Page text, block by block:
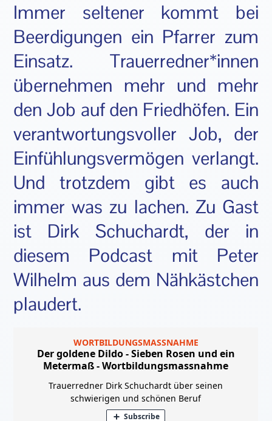
Immer seltener kommt bei
Beerdigungen ein Pfarrer zum
Einsatz. Trauerredner*innen
übernehmen mehr und mehr
den Job auf den Friedhöfen. Ein
verantwortungsvoller Job, der
Einfühlungsvermögen verlangt.
Und trotzdem gibt es auch
immer was zu lachen. Zu Gast
ist Dirk Schuchardt, der in
diesem Podcast mit Peter
Wilhelm aus dem Nähkästchen
plaudert.